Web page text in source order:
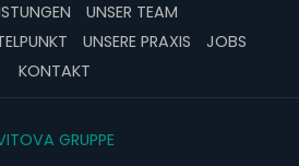
UNSER TEAM
UNSERE PRAXIS
JOBS
KONTAKT
GRUPPE